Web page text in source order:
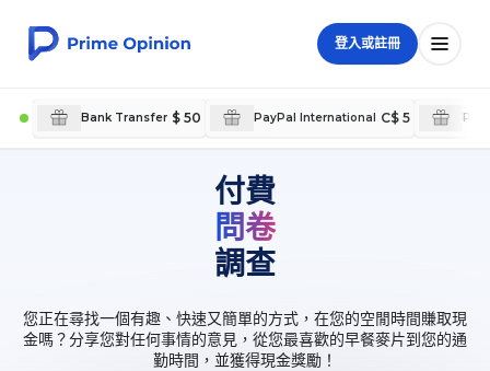
登入或註冊
Bank Transfer $ 50 PayPal International C$ 5
付費
問卷
調查
您正在尋找一個有趣、快速又簡單的方式，在您的空閒時間賺取現
金嗎？分享您對任何事情的意見，從您最喜歡的早餐麥片到您的通
勤時間，並獲得現金獎勵！